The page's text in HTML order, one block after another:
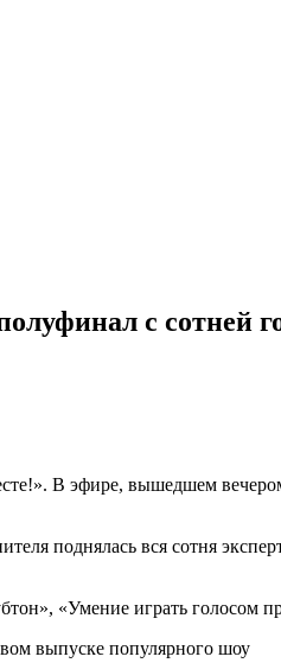
с сотней
В эфире, вышедшем
поднялась вся сотня
«Умение играть голосом